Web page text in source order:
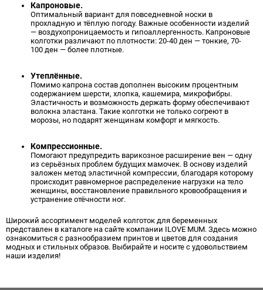
Капроновые.
Оптимальный вариант для повседневной носки в
прохладную и тёплую погоду. Важные особенности изделий
— воздухопроницаемость и гипоаллергенность. Капроновые
колготки различают по плотности: 20-40 ден — тонкие, 70-
100 ден — более плотные.
Утеплённые.
Помимо капрона состав дополнен высоким процентным
содержанием шерсти, хлопка, кашемира, микрофибры.
Эластичность и возможность держать форму обеспечивают
волокна эластана. Такие колготки не только согреют в
морозы, но подарят женщинам комфорт и мягкость.
Компрессионные.
Помогают предупредить варикозное расширение вен — одну
из серьёзных проблем будущих мамочек. В основу изделий
заложен метод эластичной компрессии, благодаря которому
происходит равномерное распределение нагрузки на тело
женщины, восстановление правильного кровообращения и
устранение отёчности ног.
Широкий ассортимент моделей колготок для беременных
представлен в каталоге на сайте компании ILOVE MUM. Здесь можно
ознакомиться с разнообразием принтов и цветов для создания
модных и стильных образов. Выбирайте и носите с удовольствием
наши изделия!